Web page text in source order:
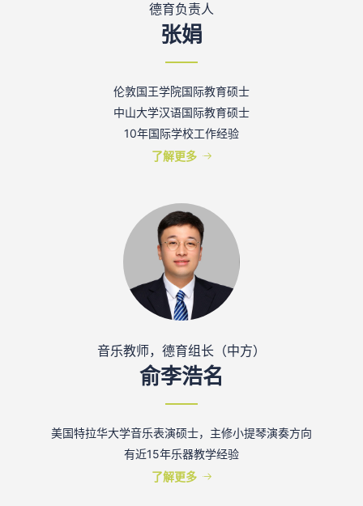
德育负责人
张娟
伦敦国王学院国际教育硕士
中山大学汉语国际教育硕士
10年国际学校工作经验
了解更多
音乐教师，德育组长（中方）
俞李浩名
美国特拉华大学音乐表演硕士，主修小提琴演奏方向
有近15年乐器教学经验
了解更多